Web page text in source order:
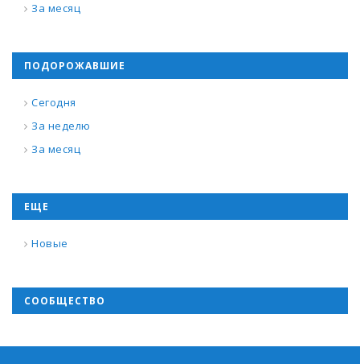
За месяц
ПОДОРОЖАВШИЕ
Сегодня
За неделю
За месяц
ЕЩЕ
Новые
СООБЩЕСТВО